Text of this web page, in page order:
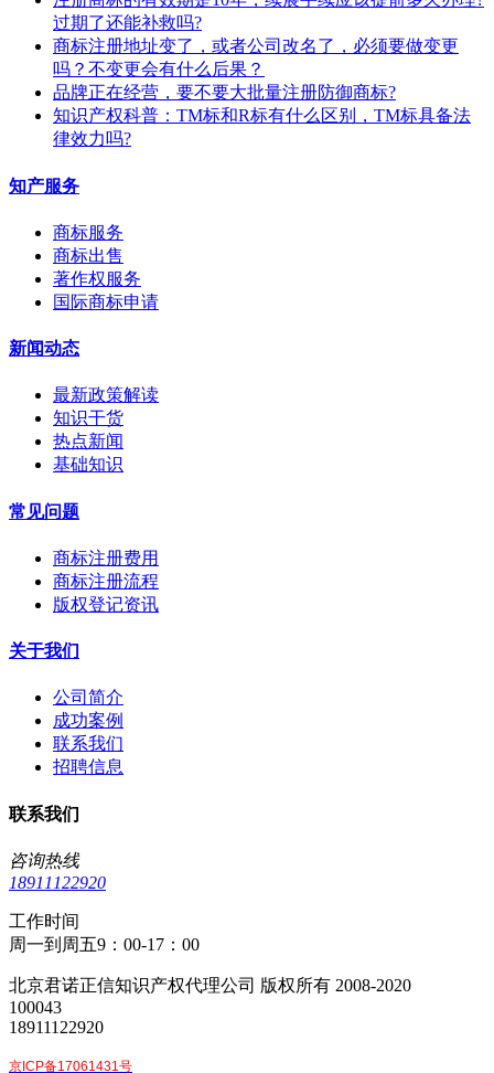
过期了还能补救吗?
商标注册地址变了，或者公司改名了，必须要做变更
吗？不变更会有什么后果？
​品牌正在经营，要不要大批量注册防御商标?
知识产权科普：TM标和R标有什么区别，TM标具备法
律效力吗?
知产服务
商标服务
商标出售
著作权服务
国际商标申请
新闻动态
最新政策解读
知识干货
热点新闻
基础知识
常见问题
商标注册费用
商标注册流程
版权登记资讯
关于我们
公司简介
成功案例
联系我们
招聘信息
联系我们
咨询热线
18911122920
工作时间
周一到周五9：00-17：00
北京君诺正信知识产权代理公司 版权所有 2008-2020
100043
18911122920
京ICP备17061431号